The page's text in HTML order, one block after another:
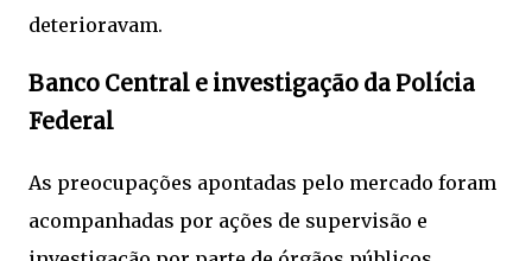
deterioravam.
Banco Central e investigação da Polícia
Federal
As preocupações apontadas pelo mercado foram
acompanhadas por ações de supervisão e